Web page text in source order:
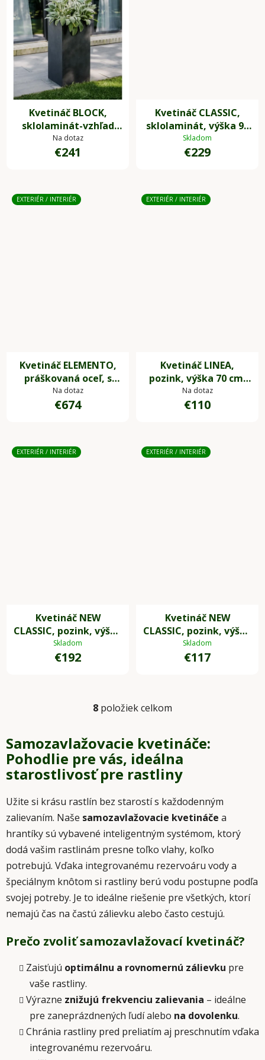
Kvetináč BLOCK,
sklolaminát-vzhľad
kameňa, výška 80 cm,
antracit
Na dotaz
€241
Kvetináč CLASSIC,
sklolaminát, výška 90
cm, antracit
Skladom
€229
EXTERIÉR / INTERIÉR
Kvetináč ELEMENTO,
práškovaná oceľ, s
kolieskami,šírka 88
cm, sivá
Na dotaz
€674
EXTERIÉR / INTERIÉR
Kvetináč LINEA,
pozink, výška 70 cm,
antracit, vr. zavlaž.
systému
Na dotaz
€110
EXTERIÉR / INTERIÉR
Kvetináč NEW
CLASSIC, pozink, výška
105 cm, strieborný, vr.
zavlaž. systému
Skladom
€192
EXTERIÉR / INTERIÉR
Kvetináč NEW
CLASSIC, pozink, výška
80 cm, strieborný, vr.
zavlaž. systému
Skladom
€117
O
l
á
d
a
i
e
p
r
v
k
y
v
ý
p
i
s
8 položiek celkom
Samozavlažovacie kvetináče:
Pohodlie pre vás, ideálna
starostlivosť pre rastliny
Užite si krásu rastlín bez starostí s každodenným
zalievaním. Naše samozavlažovacie kvetináče a
hrantíky sú vybavené inteligentným systémom, ktorý
dodá vašim rastlinám presne toľko vlahy, koľko
potrebujú. Vďaka integrovanému rezervoáru vody a
špeciálnym knôtom si rastliny berú vodu postupne podľa
svojej potreby. Je to ideálne riešenie pre všetkých, ktorí
nemajú čas na častú zálievku alebo často cestujú.
Prečo zvoliť samozavlažovací kvetináč?
Zaisťujú optimálnu a rovnomernú zálievku pre
vaše rastliny.
Výrazne znižujú frekvenciu zalievania – ideálne
pre zaneprázdnených ľudí alebo na dovolenku.
Chránia rastliny pred preliatím aj preschnutím vďaka
integrovanému rezervoáru.